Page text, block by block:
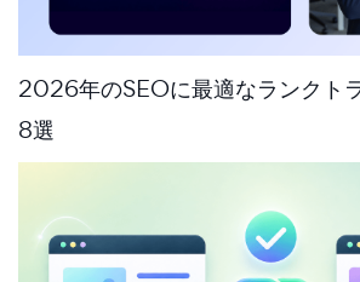
2026年のSEOに最適なランクト
8選